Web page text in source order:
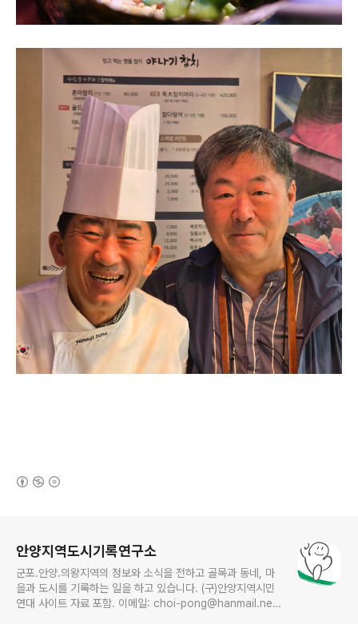
안양지역도시기록연구소
군포.안양.의왕지역의 정보와 소식을 전하고 골목과 동네, 마
을과 도시를 기록하는 일을 하고 있습니다. (구)안양지역시민
연대 사이트 자료 포함. 이메일: choi-pong@hanmail.net